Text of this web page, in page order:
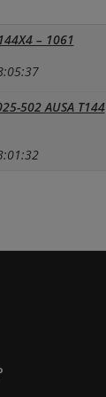
– 1061
502 AUSA T144